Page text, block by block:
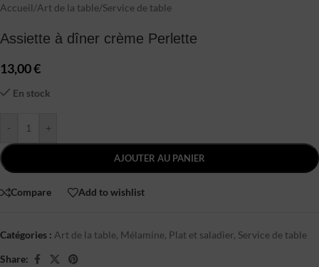
Accueil/Art de la table/Service de table
Assiette à dîner crème Perlette
13,00€
En stock
- +
AJOUTER AU PANIER
Compare Add to wishlist
Catégories : Art de la table, Mélamine, Plat et saladier, Service de table
Share: